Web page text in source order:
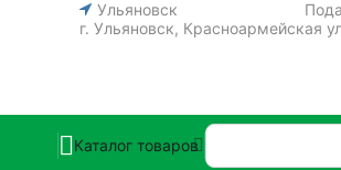
Ульяновск
г. Ульяновск, Красноармейская
Каталог товаров